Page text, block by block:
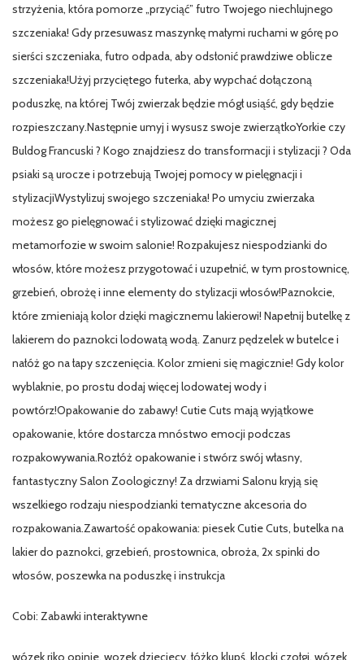
strzyżenia, która pomorze „przyciąć” futro Twojego niechlujnego
szczeniaka! Gdy przesuwasz maszynkę małymi ruchami w górę po
sierści szczeniaka, futro odpada, aby odsłonić prawdziwe oblicze
szczeniaka!Użyj przyciętego futerka, aby wypchać dołączoną
poduszkę, na której Twój zwierzak będzie mógł usiąść, gdy będzie
rozpieszczany.Następnie umyj i wysusz swoje zwierzątkoYorkie czy
Buldog Francuski ? Kogo znajdziesz do transformacji i stylizacji ? Oda
psiaki są urocze i potrzebują Twojej pomocy w pielęgnacji i
stylizacjiWystylizuj swojego szczeniaka! Po umyciu zwierzaka
możesz go pielęgnować i stylizować dzięki magicznej
metamorfozie w swoim salonie! Rozpakujesz niespodzianki do
włosów, które możesz przygotować i uzupełnić, w tym prostownicę,
grzebień, obrożę i inne elementy do stylizacji włosów!Paznokcie,
które zmieniają kolor dzięki magicznemu lakierowi! Napełnij butelkę z
lakierem do paznokci lodowatą wodą. Zanurz pędzelek w butelce i
nałóż go na łapy szczenięcia. Kolor zmieni się magicznie! Gdy kolor
wyblaknie, po prostu dodaj więcej lodowatej wody i
powtórz!Opakowanie do zabawy! Cutie Cuts mają wyjątkowe
opakowanie, które dostarcza mnóstwo emocji podczas
rozpakowywania.Rozłóż opakowanie i stwórz swój własny,
fantastyczny Salon Zoologiczny! Za drzwiami Salonu kryją się
wszelkiego rodzaju niespodzianki tematyczne akcesoria do
rozpakowania.Zawartość opakowania: piesek Cutie Cuts, butelka na
lakier do paznokci, grzebień, prostownica, obroża, 2x spinki do
włosów, poszewka na poduszkę i instrukcja
Cobi: Zabawki interaktywne
wózek riko opinie, wozek.dzieciecy, łóżko klupś, klocki czołgi, wózek